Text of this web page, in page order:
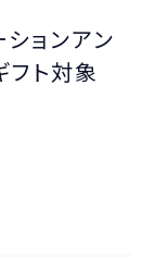
ョンアン
ト対象